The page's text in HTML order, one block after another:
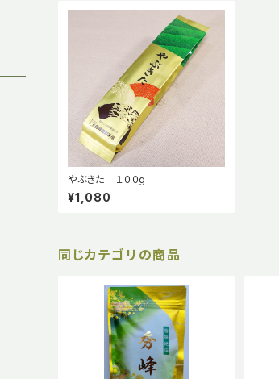
やぶきた １００g
¥1,080
同じカテゴリの商品